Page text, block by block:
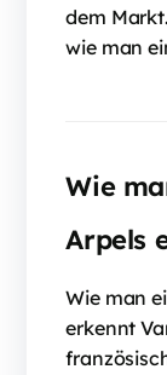
dem
wie man
Wie
Arpels
Wie man
erkennt